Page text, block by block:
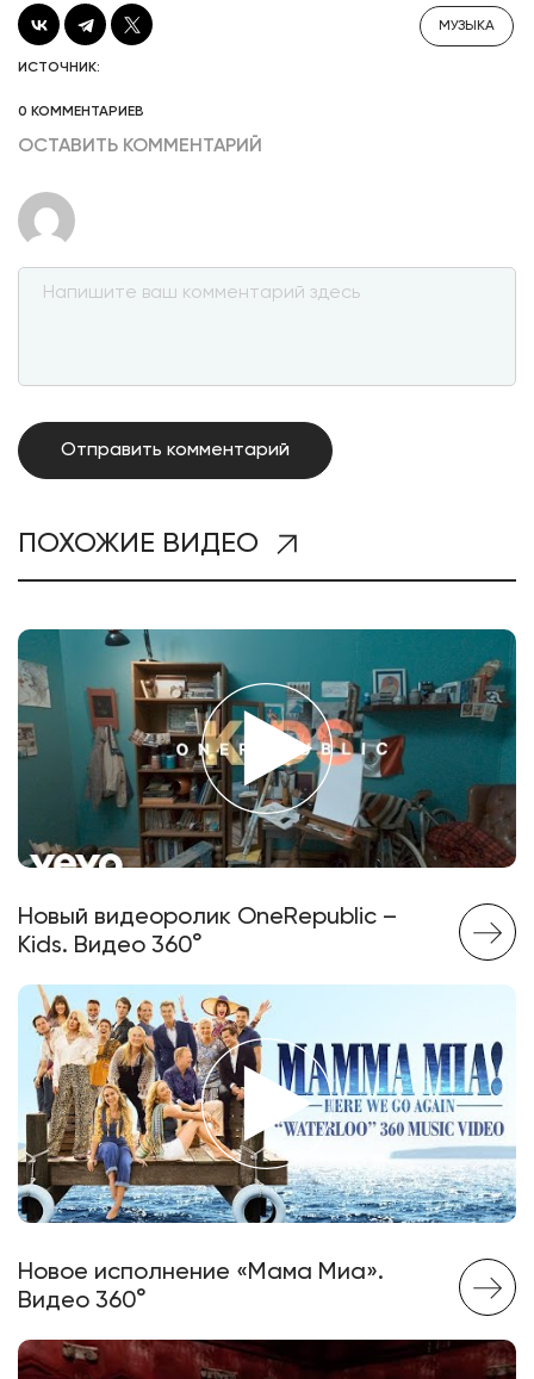
МУЗЫКА
ИСТОЧНИК:
0 КОММЕНТАРИЕВ
ОСТАВИТЬ КОММЕНТАРИЙ
ПОХОЖИЕ ВИДЕО
Новый видеоролик OneRepublic –
Kids. Видео 360°
Новое исполнение «Мама Миа».
Видео 360°